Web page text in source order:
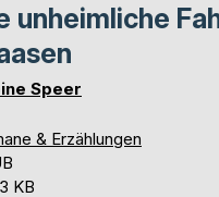
unheimliche
Speer
& Erzählungen
KB